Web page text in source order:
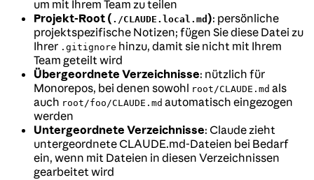
um mit Ihrem Team zu teilen
Projekt-Root ( ./CLAUDE.local.md ): persönliche
projektspezifische Notizen; fügen Sie diese Datei zu
Ihrer .gitignore hinzu, damit sie nicht mit Ihrem
Team geteilt wird
Übergeordnete Verzeichnisse: nützlich für
Monorepos, bei denen sowohl root/CLAUDE.md als
auch root/foo/CLAUDE.md automatisch eingezogen
werden
Untergeordnete Verzeichnisse: Claude zieht
untergeordnete CLAUDE.md-Dateien bei Bedarf
ein, wenn mit Dateien in diesen Verzeichnissen
gearbeitet wird